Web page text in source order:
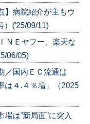
】病院紹介が主もウ
）('25/09/11)
ＮＥヤフー、楽天な
06/05)
国内ＥＣ流通は
は４.４％増」（2025
は”新局面”に突入